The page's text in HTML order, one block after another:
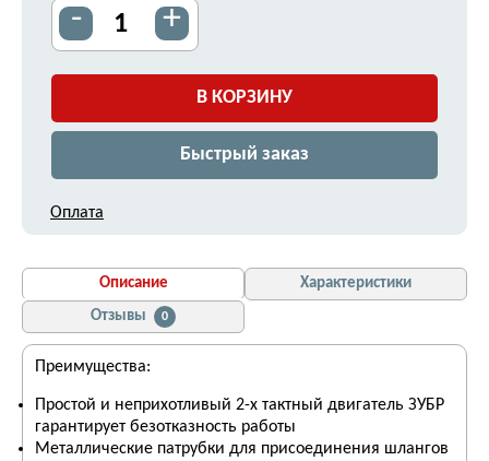
- +
В КОРЗИНУ
Быстрый заказ
Оплата
Описание
Характеристики
Отзывы
0
Преимущества:
Простой и неприхотливый 2-х тактный двигатель ЗУБР
гарантирует безотказность работы
Металлические патрубки для присоединения шлангов